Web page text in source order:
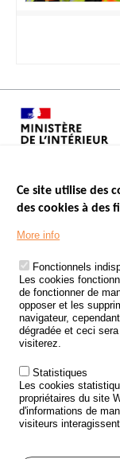
Menu
Footer
LES SITES PUBLICS
ÉTAT DE
TRAITEMENT DES
LA ROUTE
ETUDES ET
APPEL À PROJETS
POLITIQUE DE
Outils
AGENDA
Ce site utilise des
des cookies à des
More info
Fonctionnels
Les cookies
de fonctionner de
opposer et les
navigateur,
dégradée et ceci
visiterez.
Statistiques
Les cookies
propriétaires du site
d'informations de
visiteurs